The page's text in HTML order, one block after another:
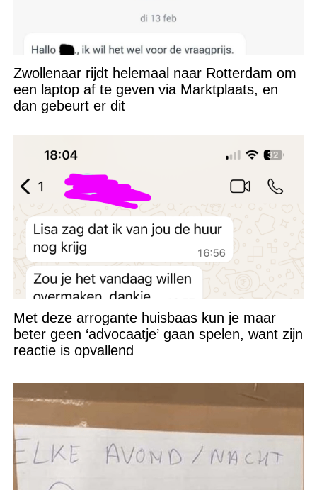
Zwollenaar rijdt helemaal naar Rotterdam om
een laptop af te geven via Marktplaats, en
dan gebeurt er dit
Met deze arrogante huisbaas kun je maar
beter geen ‘advocaatje’ gaan spelen, want zijn
reactie is opvallend